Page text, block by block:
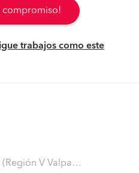
compromiso!
trabajos como este
V Valparaíso - Quillota)